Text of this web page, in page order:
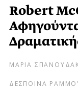
Robert
ΜΑΡΙΑ
ΔΕΣΠΟΙΝΑ